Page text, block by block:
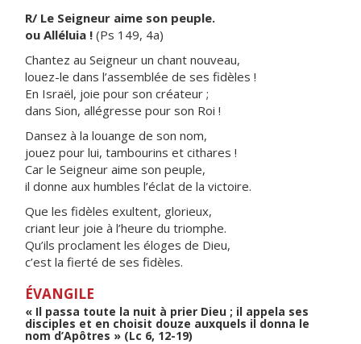
R/ Le Seigneur aime son peuple.
ou Alléluia ! (Ps 149, 4a)
Chantez au Seigneur un chant nouveau,
louez-le dans l’assemblée de ses fidèles !
En Israël, joie pour son créateur ;
dans Sion, allégresse pour son Roi !
Dansez à la louange de son nom,
jouez pour lui, tambourins et cithares !
Car le Seigneur aime son peuple,
il donne aux humbles l’éclat de la victoire.
Que les fidèles exultent, glorieux,
criant leur joie à l’heure du triomphe.
Qu’ils proclament les éloges de Dieu,
c’est la fierté de ses fidèles.
ÉVANGILE
« Il passa toute la nuit à prier Dieu ; il appela ses
disciples et en choisit douze auxquels il donna le
nom d’Apôtres » (Lc 6, 12-19)